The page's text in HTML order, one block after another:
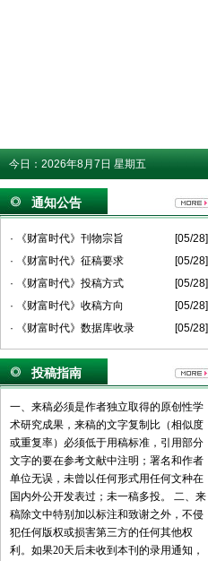
今日： 2026年8月7日 星期五
通知公告
· 《财富时代》刊物宗旨
[05/28]
· 《财富时代》征稿要求
[05/28]
· 《财富时代》投稿方式
[05/28]
· 《财富时代》收稿方向
[05/28]
· 《财富时代》数据库收录
[05/28]
投稿指南
一、来稿必须是作者独立取得的原创性学
术研究成果，来稿的文字复制比（相似度
或重复率）必须低于用稿标准，引用部分
文字的要在参考文献中注明；署名和作者
单位无误，未曾以任何形式用任何文种在
国内外公开发表过；未一稿多投。 二、来
稿除文中特别加以标注和致谢之外，不侵
犯任何版权或损害第三方的任何其他权
利。如果20天后未收到本刊的录用通知，